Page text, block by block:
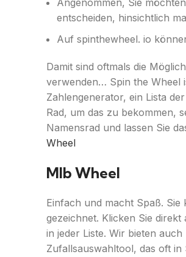
Angenommen, Sie
entscheiden, hinsichtlich
Auf spinthewheel. io
Damit sind oftmals die
verwenden… Spin the Wheel
Zahlengenerator, ein Lista
Rad, um das zu bekommen,
Namensrad und lassen Sie
Wheel
Mlb Wheel
Einfach und macht Spaß.
gezeichnet. Klicken Sie
in jeder Liste. Wir bieten
Zufallsauswahltool, das oft